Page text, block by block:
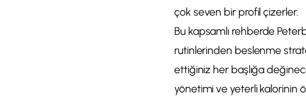
çok seven bir profil çizerler.
Bu kapsamlı rehberde
rutinlerinden beslenme
ettiğiniz her başlığa
yönetimi ve yeterli kalorinin